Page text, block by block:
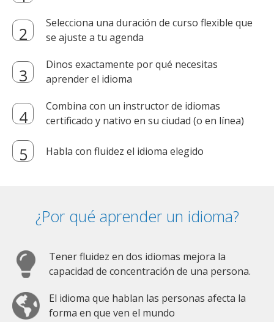
Selecciona una duración de curso flexible que
se ajuste a tu agenda
Dinos exactamente por qué necesitas
aprender el idioma
Combina con un instructor de idiomas
certificado y nativo en su ciudad (o en línea)
Habla con fluidez el idioma elegido
¿Por qué aprender un idioma?
Tener fluidez en dos idiomas mejora la
capacidad de concentración de una persona.
El idioma que hablan las personas afecta la
forma en que ven el mundo